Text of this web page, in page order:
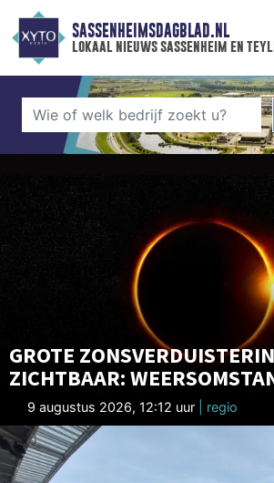
SASSENHEIMSDAGBLAD.NL
lokaal nieuws sassenheim en
GROTE
ZICHTBAAR:
LIJKEN GUNSTIG
9 augustus 2026, 12:12 uur | regio